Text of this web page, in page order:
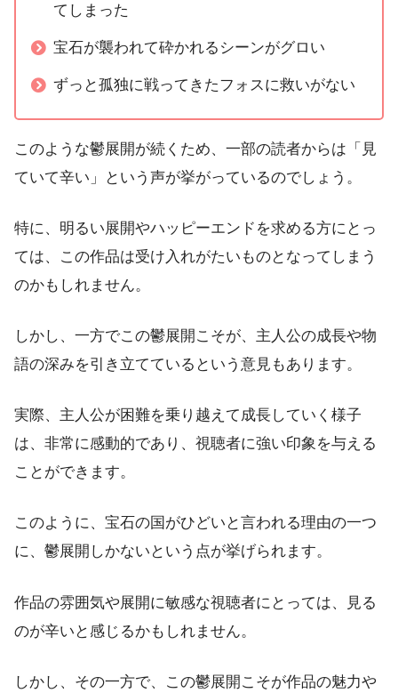
てしまった
宝石が襲われて砕かれるシーンがグロい
ずっと孤独に戦ってきたフォスに救いがない
このような鬱展開が続くため、一部の読者からは「見
ていて辛い」という声が挙がっているのでしょう。
特に、明るい展開やハッピーエンドを求める方にとっ
ては、この作品は受け入れがたいものとなってしまう
のかもしれません。
しかし、一方でこの鬱展開こそが、主人公の成長や物
語の深みを引き立てているという意見もあります。
実際、主人公が困難を乗り越えて成長していく様子
は、非常に感動的であり、視聴者に強い印象を与える
ことができます。
このように、宝石の国がひどいと言われる理由の一つ
に、鬱展開しかないという点が挙げられます。
作品の雰囲気や展開に敏感な視聴者にとっては、見る
のが辛いと感じるかもしれません。
しかし、その一方で、この鬱展開こそが作品の魅力や